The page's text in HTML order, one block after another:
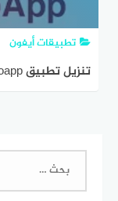
تطبيقات أيفون
تنزيل تطبيق qooapp مجانًا للايفون 2024 اخر اصدار
البحث